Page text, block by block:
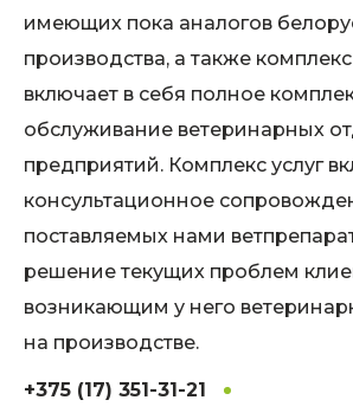
имеющих пока аналогов
производства, а также
включает в себя полное
обслуживание ветеринарных
предприятий. Комплекс услуг
консультационное
поставляемых нами
решение текущих проблем
возникающим у него
на производстве.
+375 (17) 351-31-21